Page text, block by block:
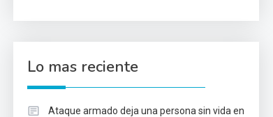
Lo mas reciente
Ataque armado deja una persona sin vida en